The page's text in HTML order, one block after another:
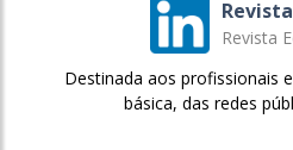
Revista
Destinada aos profissionais
básica, das redes